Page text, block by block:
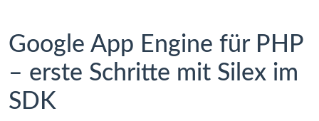
Google App Engine für PHP
– erste Schritte mit Silex im
SDK